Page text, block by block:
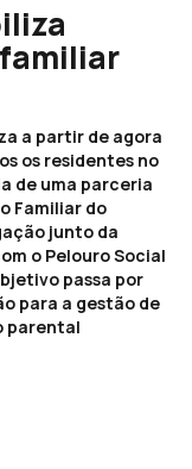
a partir de agora
os residentes no
de uma parceria
Familiar do
junto da
o Pelouro Social
passa por
para a gestão de
parental